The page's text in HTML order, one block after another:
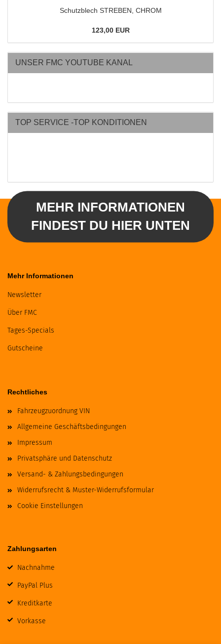
Schutzblech STREBEN, CHROM
123,00 EUR
UNSER FMC YOUTUBE KANAL
TOP SERVICE -TOP KONDITIONEN
MEHR INFORMATIONEN
FINDEST DU HIER UNTEN
Mehr Informationen
Newsletter
Über FMC
Tages-Specials
Gutscheine
Rechtliches
Fahrzeugzuordnung VIN
Allgemeine Geschäftsbedingungen
Impressum
Privatsphäre und Datenschutz
Versand- & Zahlungsbedingungen
Widerrufsrecht & Muster-Widerrufsformular
Cookie Einstellungen
Zahlungsarten
Nachnahme
PayPal Plus
Kreditkarte
Vorkasse